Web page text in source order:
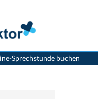
Sprechstunde buchen
>Termin mit Dr. Virginie Cramm